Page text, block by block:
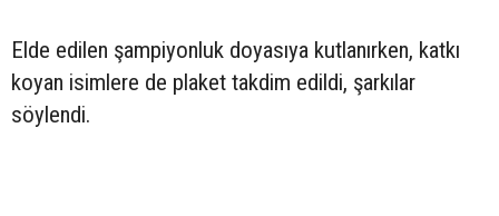
Elde edilen şampiyonluk doyasıya kutlanırken, katkı
koyan isimlere de plaket takdim edildi, şarkılar
söylendi.